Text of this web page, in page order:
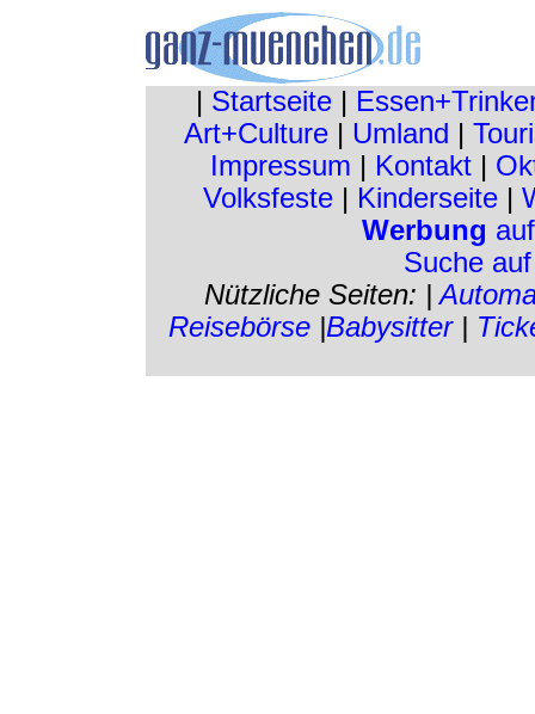
| Startseite|
Art+Culture| Umland |
Impressum | Kontakt |
Volksfeste | Kinderseite |
Werbung
Suche
Nützliche Seiten: |
Reisebörse |Babysitter |